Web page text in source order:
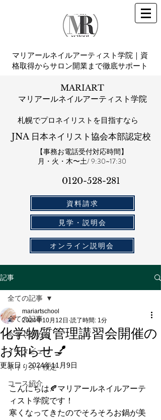
マリアールネイルアーティスト学院｜資
格取得からサロン開業まで徹底サポート
MARIART
マリアールネイルアーティスト学院
札幌​でプロネイリストを目指すなら
JNA 日本ネイリスト協会本部認定校
【事務お電話受付対応時間】
​月・火・木〜土/ 9:30~17:30
0120-528-281​
資料請求
見学・説明会
オンライン説明会
記事
全ての記事
今すぐ始める
インタビュー
ネイリスト検定
コース紹介
全ての記事
化学物質管理講習会開催の
お知らせ💅
mariartschool
2024年10月12日 読了時間: 1分
更新日：2024年11月9日
こんにちは🍂マリアールネイルアーテ
ィスト学院です！
寒くなってきたのでそろそろお鍋が美